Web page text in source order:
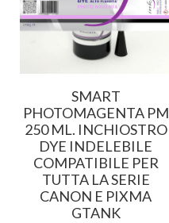
SMART
PHOTOMAGENTA PM
250 ML. INCHIOSTRO
DYE INDELEBILE
COMPATIBILE PER
TUTTA LA SERIE
CANON E PIXMA
GTANK